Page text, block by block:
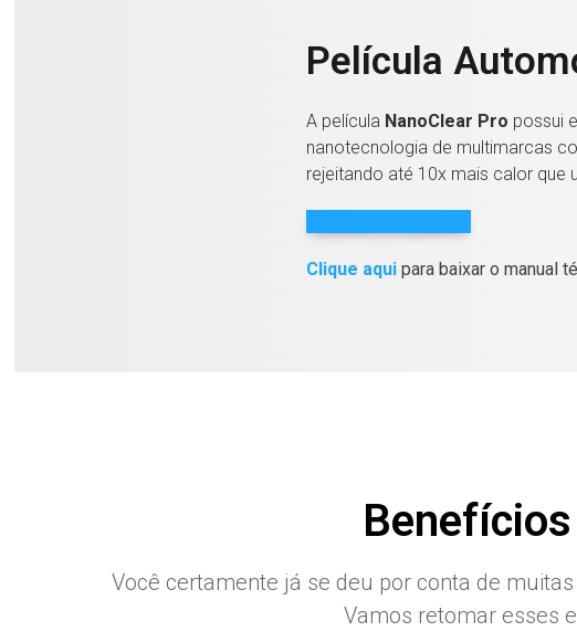
Película
A película NanoClear Pro possui
nanotecnologia de multimarcas
rejeitando até 10x mais calor que
Clique aqui para baixar o manual
Você certamente já se deu por conta de
Vamos retomar esses